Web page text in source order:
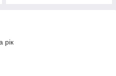
рік